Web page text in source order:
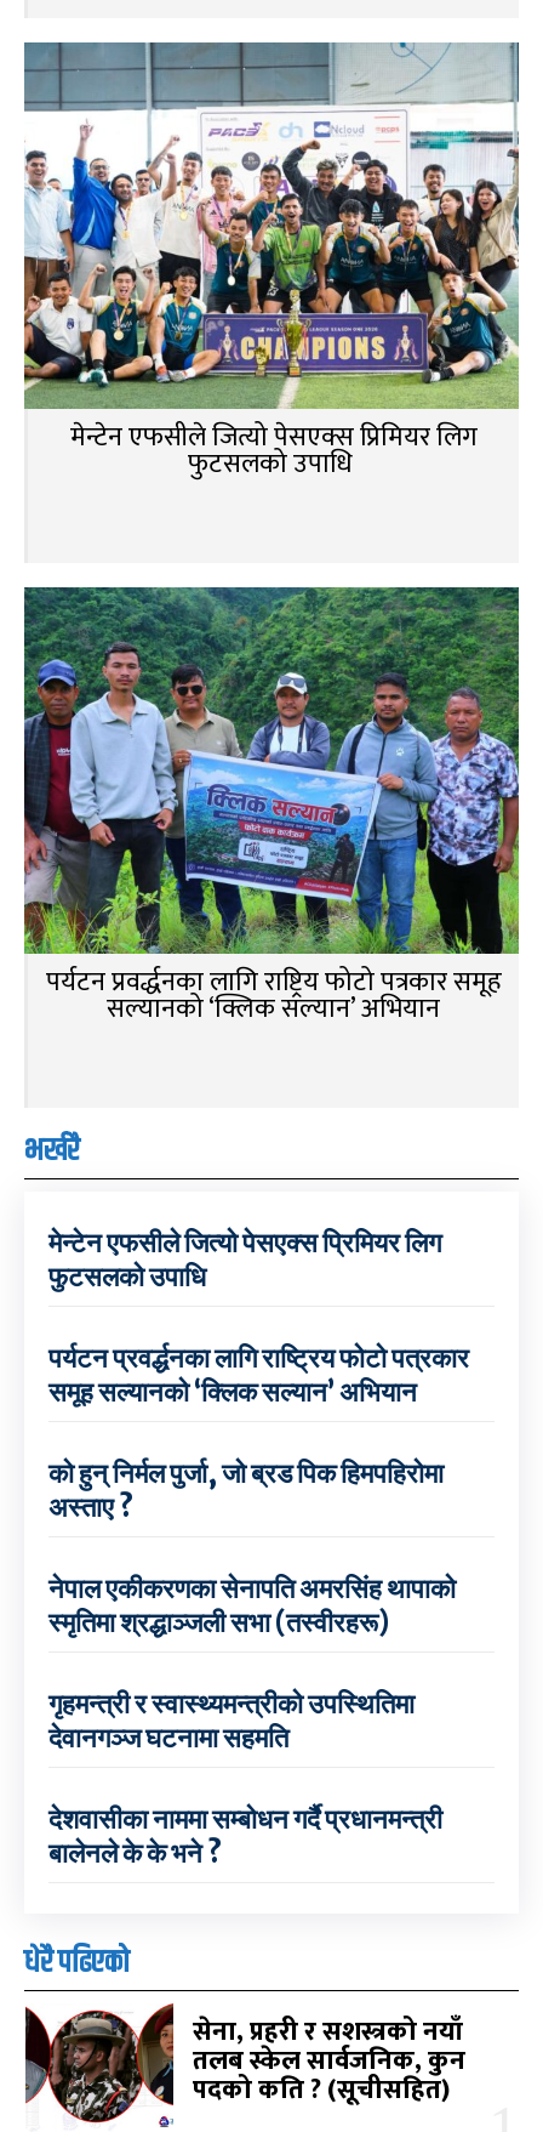
मेन्टेन एफसीले जित्यो पेसएक्स प्रिमियर लिग
फुटसलको उपाधि
पर्यटन प्रवर्द्धनका लागि राष्ट्रिय फोटो पत्रकार समूह
सल्यानको ‘क्लिक सल्यान’ अभियान
भर्खरै
मेन्टेन एफसीले जित्यो पेसएक्स प्रिमियर लिग
फुटसलको उपाधि
पर्यटन प्रवर्द्धनका लागि राष्ट्रिय फोटो पत्रकार
समूह सल्यानको ‘क्लिक सल्यान’ अभियान
को हुन् निर्मल पुर्जा, जो ब्रड पिक हिमपहिरोमा
अस्ताए ?
नेपाल एकीकरणका सेनापति अमरसिंह थापाको
स्मृतिमा श्रद्धाञ्जली सभा (तस्वीरहरू)
गृहमन्त्री र स्वास्थ्यमन्त्रीको उपस्थितिमा
देवानगञ्ज घटनामा सहमति
देशवासीका नाममा सम्बोधन गर्दै प्रधानमन्त्री
बालेनले के के भने ?
धेरै पढिएको
सेना, प्रहरी र सशस्त्रको नयाँ
तलब स्केल सार्वजनिक, कुन
पदको कति ? (सूचीसहित)